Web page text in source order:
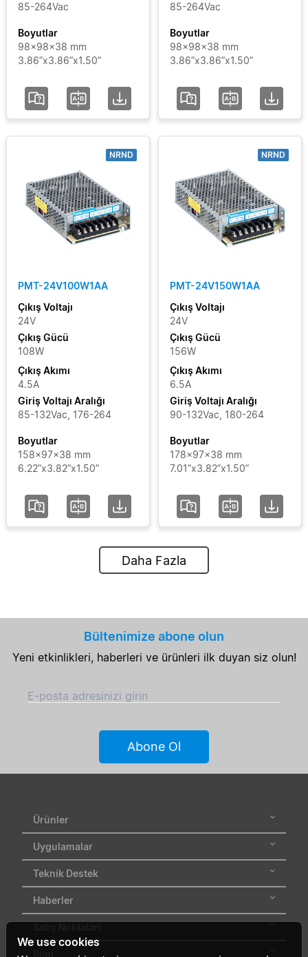
85-264Vac
Boyutlar
98x98x38 mm
3.86”x3.86”x1.50”
85-264Vac
Boyutlar
98x98x38 mm
3.86”x3.86”x1.50”
NRND
PMT-24V100W1AA
Çıkış Voltajı
24V
Çıkış Gücü
108W
Çıkış Akımı
4.5A
Giriş Voltajı Aralığı
85-132Vac, 176-264
Boyutlar
158x97x38 mm
6.22”x3.82”x1.50”
NRND
PMT-24V150W1AA
Çıkış Voltajı
24V
Çıkış Gücü
156W
Çıkış Akımı
6.5A
Giriş Voltajı Aralığı
90-132Vac, 180-264
Boyutlar
178x97x38 mm
7.01”x3.82”x1.50”
Daha Fazla
Bültenimize abone olun
Yeni etkinlikleri, haberleri ve ürünleri ilk duyan siz olun!
E-posta adresinizi girin
Abone Ol
Ürünler
Uygulamalar
Teknik Destek
Haberler
We use cookies